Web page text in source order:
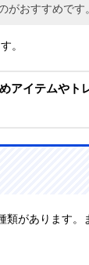
がおすすめです。
。
アイテムやト
があります